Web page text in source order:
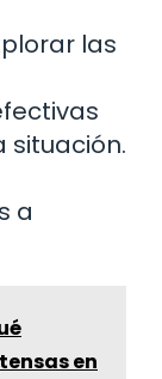
las
situación.
a
en